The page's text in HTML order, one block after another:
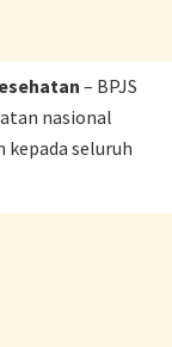
– BPJS
nasional
seluruh